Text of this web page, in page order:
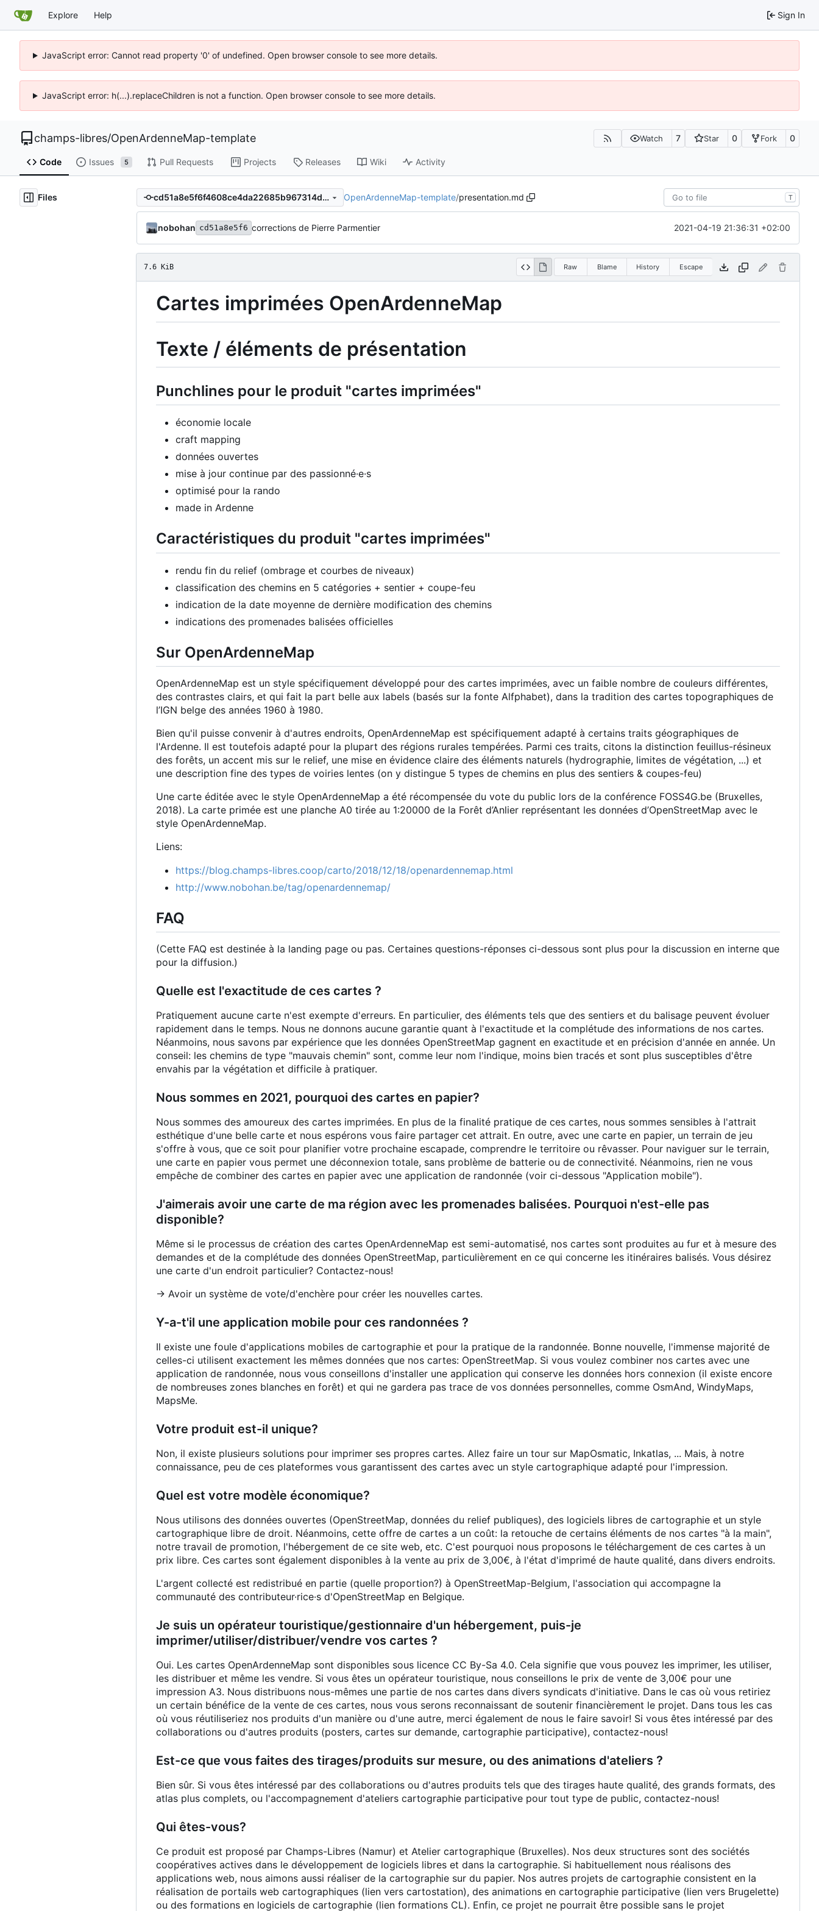
Explore Help Sign In
JavaScript error: Cannot read property '0' of undefined. Open browser console to see more details.
JavaScript error: h(...).replaceChildren is not a function. Open browser console to see more details.
champs-libres/OpenArdenneMap-template Watch 7 Star 0 Fork 0
Code Issues 5 Pull Requests Projects Releases Wiki Activity
Files cd51a8e5f6f4608ce4da22685b967314da88319d OpenArdenneMap-template/presentation.md T
nobohan cd51a8e5f6 corrections de Pierre Parmentier 2021-04-19 21:36:31 +02:00
7.6 KiB Raw Blame History Escape
Cartes imprimées OpenArdenneMap
Texte / éléments de présentation
Punchlines pour le produit "cartes imprimées"
économie locale
craft mapping
données ouvertes
mise à jour continue par des passionné·e·s
optimisé pour la rando
made in Ardenne
Caractéristiques du produit "cartes imprimées"
rendu fin du relief (ombrage et courbes de niveaux)
classification des chemins en 5 catégories + sentier + coupe-feu
indication de la date moyenne de dernière modification des chemins
indications des promenades balisées officielles
Sur OpenArdenneMap
OpenArdenneMap est un style spécifiquement développé pour des cartes imprimées, avec un faible nombre de couleurs différentes,
des contrastes clairs, et qui fait la part belle aux labels (basés sur la fonte Alfphabet), dans la tradition des cartes topographiques de
l’IGN belge des années 1960 à 1980.
Bien qu'il puisse convenir à d'autres endroits, OpenArdenneMap est spécifiquement adapté à certains traits géographiques de
l'Ardenne. Il est toutefois adapté pour la plupart des régions rurales tempérées. Parmi ces traits, citons la distinction feuillus-résineux
des forêts, un accent mis sur le relief, une mise en évidence claire des éléments naturels (hydrographie, limites de végétation, ...) et
une description fine des types de voiries lentes (on y distingue 5 types de chemins en plus des sentiers & coupes-feu)
Une carte éditée avec le style OpenArdenneMap a été récompensée du vote du public lors de la conférence FOSS4G.be (Bruxelles,
2018). La carte primée est une planche A0 tirée au 1:20000 de la Forêt d’Anlier représentant les données d’OpenStreetMap avec le
style OpenArdenneMap.
Liens:
https://blog.champs-libres.coop/carto/2018/12/18/openardennemap.html
http://www.nobohan.be/tag/openardennemap/
FAQ
(Cette FAQ est destinée à la landing page ou pas. Certaines questions-réponses ci-dessous sont plus pour la discussion en interne que
pour la diffusion.)
Quelle est l'exactitude de ces cartes ?
Pratiquement aucune carte n'est exempte d'erreurs. En particulier, des éléments tels que des sentiers et du balisage peuvent évoluer
rapidement dans le temps. Nous ne donnons aucune garantie quant à l'exactitude et la complétude des informations de nos cartes.
Néanmoins, nous savons par expérience que les données OpenStreetMap gagnent en exactitude et en précision d'année en année. Un
conseil: les chemins de type "mauvais chemin" sont, comme leur nom l'indique, moins bien tracés et sont plus susceptibles d'être
envahis par la végétation et difficile à pratiquer.
Nous sommes en 2021, pourquoi des cartes en papier?
Nous sommes des amoureux des cartes imprimées. En plus de la finalité pratique de ces cartes, nous sommes sensibles à l'attrait
esthétique d'une belle carte et nous espérons vous faire partager cet attrait. En outre, avec une carte en papier, un terrain de jeu
s'offre à vous, que ce soit pour planifier votre prochaine escapade, comprendre le territoire ou rêvasser. Pour naviguer sur le terrain,
une carte en papier vous permet une déconnexion totale, sans problème de batterie ou de connectivité. Néanmoins, rien ne vous
empêche de combiner des cartes en papier avec une application de randonnée (voir ci-dessous "Application mobile").
J'aimerais avoir une carte de ma région avec les promenades balisées. Pourquoi n'est-elle pas
disponible?
Même si le processus de création des cartes OpenArdenneMap est semi-automatisé, nos cartes sont produites au fur et à mesure des
demandes et de la complétude des données OpenStreetMap, particulièrement en ce qui concerne les itinéraires balisés. Vous désirez
une carte d'un endroit particulier? Contactez-nous!
-> Avoir un système de vote/d'enchère pour créer les nouvelles cartes.
Y-a-t'il une application mobile pour ces randonnées ?
Il existe une foule d'applications mobiles de cartographie et pour la pratique de la randonnée. Bonne nouvelle, l'immense majorité de
celles-ci utilisent exactement les mêmes données que nos cartes: OpenStreetMap. Si vous voulez combiner nos cartes avec une
application de randonnée, nous vous conseillons d'installer une application qui conserve les données hors connexion (il existe encore
de nombreuses zones blanches en forêt) et qui ne gardera pas trace de vos données personnelles, comme OsmAnd, WindyMaps,
MapsMe.
Votre produit est-il unique?
Non, il existe plusieurs solutions pour imprimer ses propres cartes. Allez faire un tour sur MapOsmatic, Inkatlas, ... Mais, à notre
connaissance, peu de ces plateformes vous garantissent des cartes avec un style cartographique adapté pour l'impression.
Quel est votre modèle économique?
Nous utilisons des données ouvertes (OpenStreetMap, données du relief publiques), des logiciels libres de cartographie et un style
cartographique libre de droit. Néanmoins, cette offre de cartes a un coût: la retouche de certains éléments de nos cartes "à la main",
notre travail de promotion, l'hébergement de ce site web, etc. C'est pourquoi nous proposons le téléchargement de ces cartes à un
prix libre. Ces cartes sont également disponibles à la vente au prix de 3,00€, à l'état d'imprimé de haute qualité, dans divers endroits.
L'argent collecté est redistribué en partie (quelle proportion?) à OpenStreetMap-Belgium, l'association qui accompagne la
communauté des contributeur·rice·s d'OpenStreetMap en Belgique.
Je suis un opérateur touristique/gestionnaire d'un hébergement, puis-je
imprimer/utiliser/distribuer/vendre vos cartes ?
Oui. Les cartes OpenArdenneMap sont disponibles sous licence CC By-Sa 4.0. Cela signifie que vous pouvez les imprimer, les utiliser,
les distribuer et même les vendre. Si vous êtes un opérateur touristique, nous conseillons le prix de vente de 3,00€ pour une
impression A3. Nous distribuons nous-mêmes une partie de nos cartes dans divers syndicats d'initiative. Dans le cas où vous retiriez
un certain bénéfice de la vente de ces cartes, nous vous serons reconnaissant de soutenir financièrement le projet. Dans tous les cas
où vous réutiliseriez nos produits d'un manière ou d'une autre, merci également de nous le faire savoir! Si vous êtes intéressé par des
collaborations ou d'autres produits (posters, cartes sur demande, cartographie participative), contactez-nous!
Est-ce que vous faites des tirages/produits sur mesure, ou des animations d'ateliers ?
Bien sûr. Si vous êtes intéressé par des collaborations ou d'autres produits tels que des tirages haute qualité, des grands formats, des
atlas plus complets, ou l'accompagnement d'ateliers cartographie participative pour tout type de public, contactez-nous!
Qui êtes-vous?
Ce produit est proposé par Champs-Libres (Namur) et Atelier cartographique (Bruxelles). Nos deux structures sont des sociétés
coopératives actives dans le développement de logiciels libres et dans la cartographie. Si habituellement nous réalisons des
applications web, nous aimons aussi réaliser de la cartographie sur du papier. Nos autres projets de cartographie consistent en la
réalisation de portails web cartographiques (lien vers cartostation), des animations en cartographie participative (lien vers Brugelette)
ou des formations en logiciels de cartographie (lien formations CL). Enfin, ce projet ne pourrait être possible sans le projet